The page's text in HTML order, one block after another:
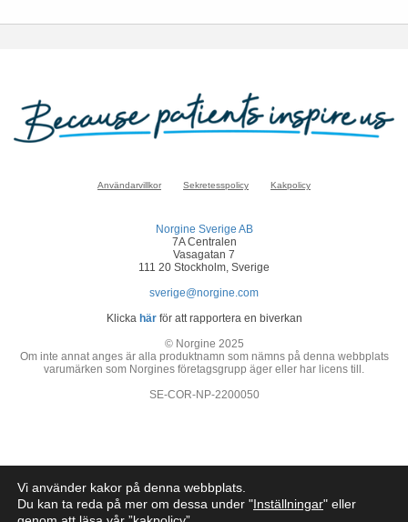
Användarvillkor Sekretesspolicy Kakpolicy
Norgine Sverige AB
7A Centralen
Vasagatan 7
111 20 Stockholm, Sverige
sverige@norgine.com
Klicka härför att rapportera en biverkan
© Norgine 2025
Om inte annat anges är alla produktnamn som nämns på denna webbplats
varumärken som Norgines företagsgrupp äger eller har licens till.
SE-COR-NP-2200050
Vi använder kakor på denna webbplats.
Du kan ta reda på mer om dessa under "Inställningar" eller